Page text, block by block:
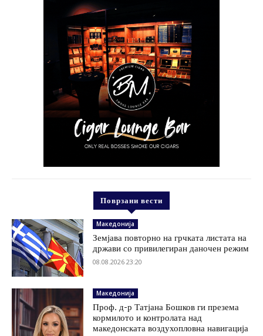
Поврзани вести
Македонија
Земјава повторно на грчката листата на
држави со привилегиран даночен режим
08.08.2026 23:20
Македонија
Проф. д-р Татјана Бошков ги презема
кормилото и контролата над
македонската воздухопловна навигација